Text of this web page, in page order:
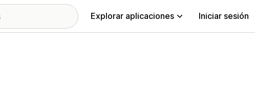
Explorar aplicaciones Iniciar sesión